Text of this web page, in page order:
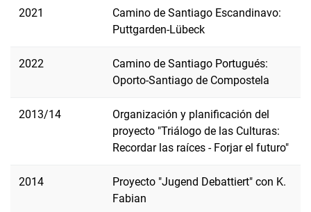
2021
Camino de Santiago Escandinavo:
Puttgarden-Lübeck
2022
Camino de Santiago Portugués:
Oporto-Santiago de Compostela
2013/14
Organización y planificación del
proyecto "Triálogo de las Culturas:
Recordar las raíces - Forjar el futuro"
2014
Proyecto "Jugend Debattiert" con K.
Fabian